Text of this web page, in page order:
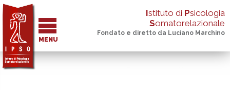
MENU
Istituto di Psicologia
Somatorelazionale
Fondato e diretto da Luciano Marchino